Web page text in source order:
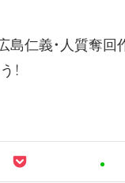
島仁義・人質奪
！